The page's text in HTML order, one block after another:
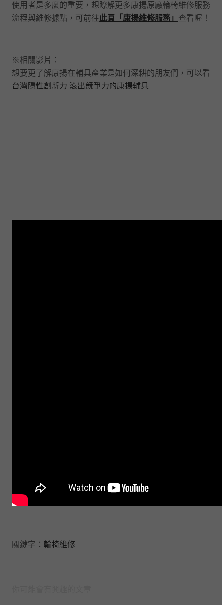
使用者是多麼的重要，想瞭解更多康揚原廠輪椅維修服務
流程與維修據點，可前往此頁「康揚維修服務」 查看喔！
※相關影片：
想要更了解康揚在輔具產業是如何深耕的朋友們，可以看
台灣隱性創新力 滾出競爭力的康揚輔具
關鍵字： 輪椅維修